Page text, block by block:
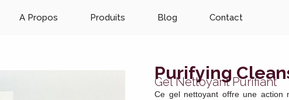
A Propos Produits Blog Contact
Purifying
Gel Nettoyant Purifiant
Ce gel nettoyant offre une action